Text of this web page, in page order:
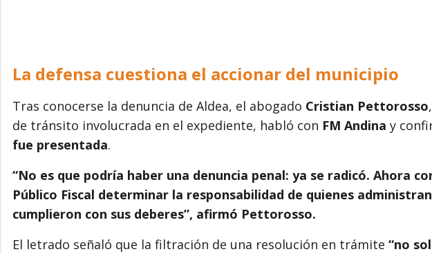
La defensa cuestiona el accionar del municipio
Tras conocerse la denuncia de Aldea, el abogado Cristian Pettorosso
de tránsito involucrada en el expediente, habló con FM Andina y
fue presentada.
“No es que podría haber una denuncia penal: ya se radicó. Ahora
Público Fiscal determinar la responsabilidad de quienes
cumplieron con sus deberes”, afirmó Pettorosso.
El letrado señaló que la filtración de una resolución en trámite “no